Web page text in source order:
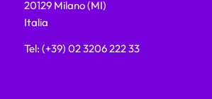
20129 Milano (MI)
Italia
Tel: (+39) 02 3206 222 33